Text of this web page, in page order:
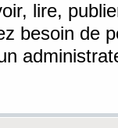
lire,
besoin de